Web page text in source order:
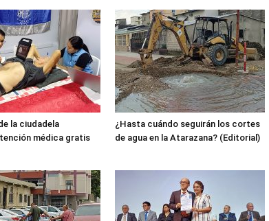
la ciudadela
médica gratis
¿Hasta cuándo seguirán los cortes
de agua en la Atarazana? (Editorial)